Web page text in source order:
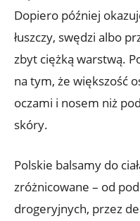
Dopiero później
łuszczy, swędzi albo
zbyt ciężką warstwą.
na tym, że większość
oczami i nosem niż
skóry.
Polskie balsamy do
zróżnicowane – od
drogeryjnych, przez